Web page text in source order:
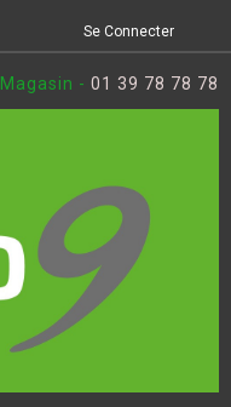
Se Connecter
Magasin - 01 39 78 78 78